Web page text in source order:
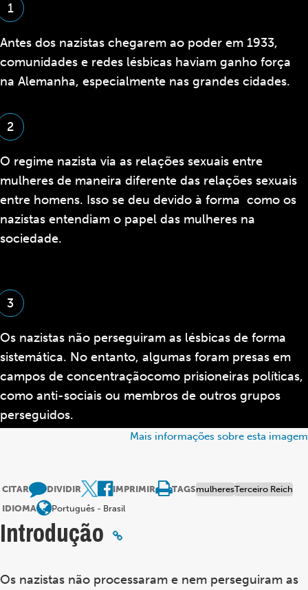
Mais informações sobre esta imagem
1
Antes dos nazistas chegarem ao poder em 1933,
comunidades e redes lésbicas haviam ganho força
na Alemanha, especialmente nas grandes cidades.
2
O regime nazista via as relações sexuais entre
mulheres de maneira diferente das relações sexuais
entre homens. Isso se deu devido à forma como os
nazistas entendiam o papel das mulheres na
sociedade.
3
Os nazistas não perseguiram as lésbicas de forma
sistemática. No entanto, algumas foram presas em
campos de concentraçãocomo prisioneiras políticas,
como anti-sociais ou membros de outros grupos
perseguidos.
CITAR DIVIDIR IMPRIMIR TAGSmulheresTerceiro Reich
IDIOMA
Português - Brasil
Introdução
Os nazistas não processaram e nem perseguiram as